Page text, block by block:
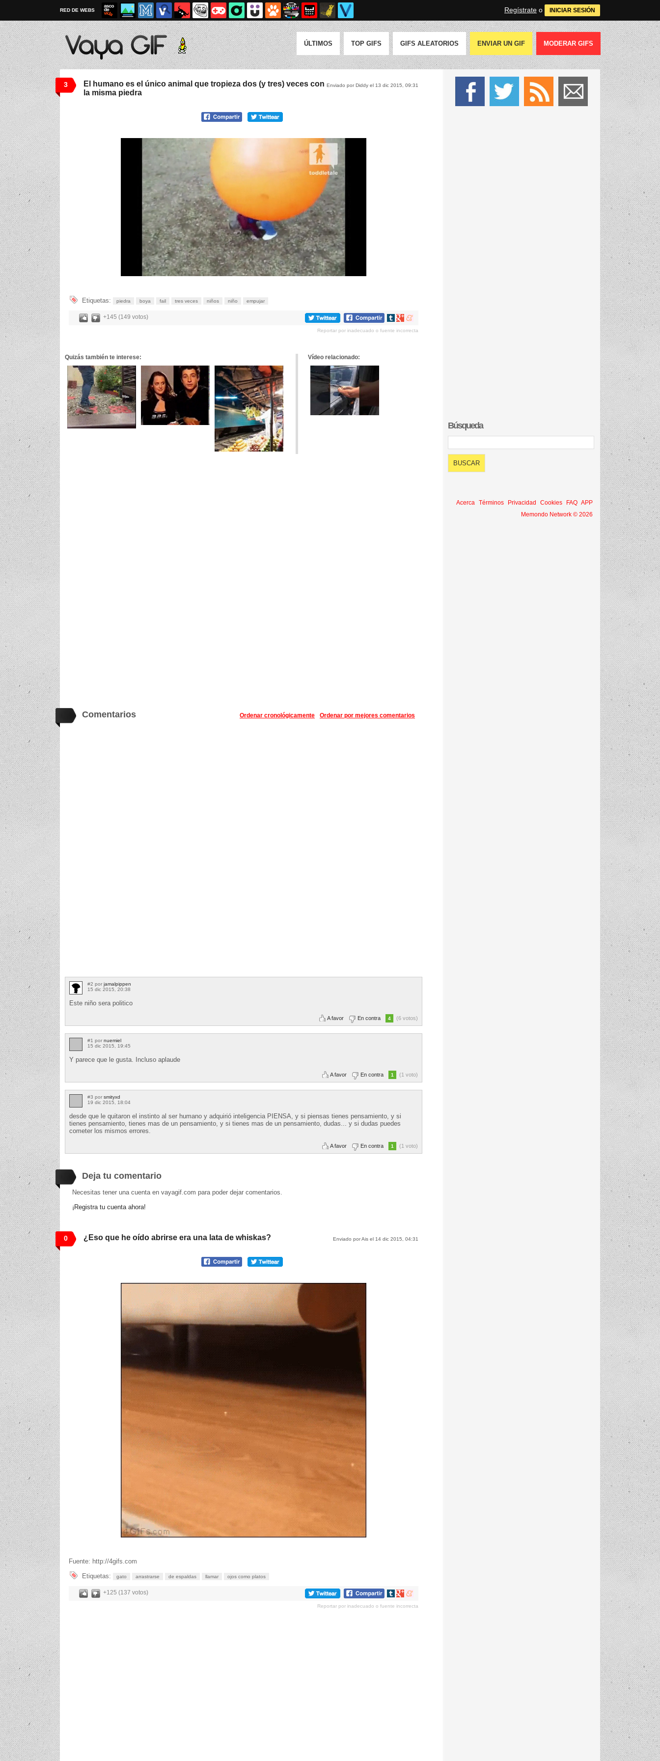
RED DE WEBS Regístrate o INICIAR SESIÓN
ÚLTIMOS TOP GIFS GIFS ALEATORIOS ENVIAR UN GIF MODERAR GIFS
3 Enviado por Diddy el 13 dic 2015, 09:31
El humano es el único animal que tropieza dos (y tres) veces con
la misma piedra
Etiquetas: piedra boya fail tres veces niños niño empujar
+145 (149 votos)
Compartir
tumblr
Compartir
Google+
Compartir
meneame
Reportar por inadecuado o fuente incorrecta
Quizás también te interese: Vídeo relacionado:
Comentarios Ordenar por mejores comentarios
Ordenar cronológicamente
#2 por jamalpippen
15 dic 2015, 20:38
Este niño sera politico
A favor En contra 4 (6 votos)
#1 por nuemiel
15 dic 2015, 19:45
Y parece que le gusta. Incluso aplaude
A favor En contra 1 (1 voto)
#3 por smityxd
19 dic 2015, 18:04
desde que le quitaron el instinto al ser humano y adquirió inteligencia PIENSA, y si piensas tienes pensamiento, y si
tienes pensamiento, tienes mas de un pensamiento, y si tienes mas de un pensamiento, dudas... y si dudas puedes
cometer los mismos errores.
A favor En contra 1 (1 voto)
Deja tu comentario
Necesitas tener una cuenta en vayagif.com para poder dejar comentarios.
¡Registra tu cuenta ahora!
0 Enviado por Ais el 14 dic 2015, 04:31
¿Eso que he oído abrirse era una lata de whiskas?
Fuente: http://4gifs.com
Etiquetas:
gato arrastrarse de espaldas llamar ojos como platos
+125 (137 votos)
Compartir
tumblr
Compartir
Google+
Compartir
meneame
Reportar por inadecuado o fuente incorrecta
Búsqueda
Acerca Términos Privacidad Cookies FAQ APP
Memondo Network © 2026